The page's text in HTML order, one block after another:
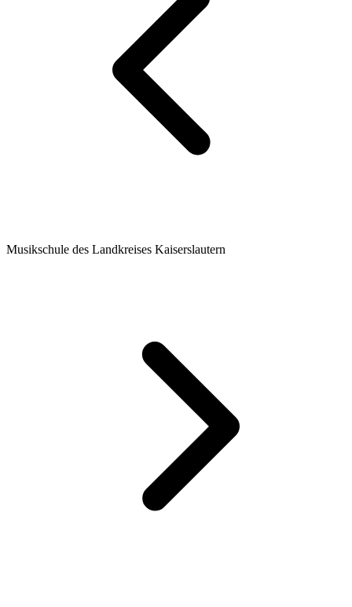
Musikschule des Landkreises Kaiserslautern